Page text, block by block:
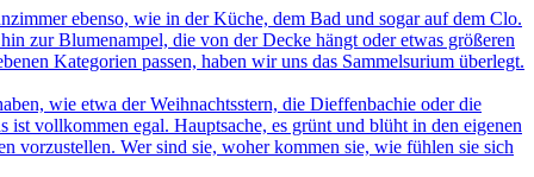
ebenso, wie in der Küche, dem Bad und sogar auf dem Clo.
zur Blumenampel, die von der Decke hängt oder etwas größeren
Kategorien passen, haben wir uns das Sammelsurium überlegt.
wie etwa der Weihnachtsstern, die Dieffenbachie oder die
vollkommen egal. Hauptsache, es grünt und blüht in den eigenen
vorzustellen. Wer sind sie, woher kommen sie, wie fühlen sie sich